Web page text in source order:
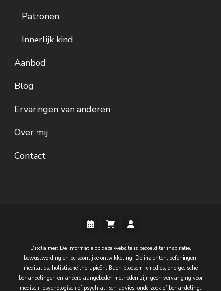
Patronen
Innerlijk kind
Aanbod
Blog
Ervaringen van anderen
Over mij
Contact
Disclaimer: De informatie op deze website is bedoeld ter inspiratie,
bewustwording en persoonlijke ontwikkeling. De inzichten, oefeningen,
meditaties, holistische therapieën, Bach bloesem remedies, energetische
behandelingen en andere aangeboden methoden zijn geen vervanging voor
medisch, psychologisch of psychiatrisch advies, onderzoek of behandeling.